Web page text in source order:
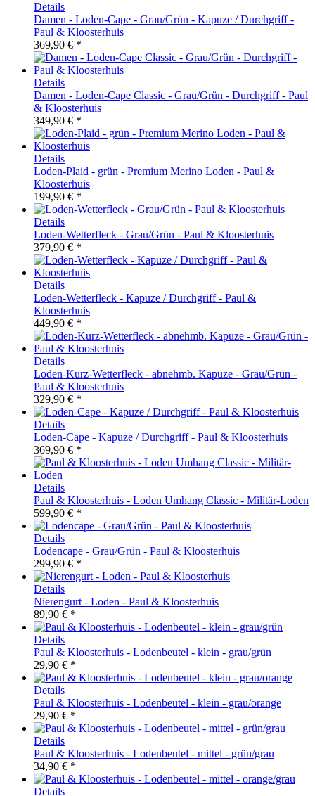
Details
Damen - Loden-Cape - Grau/Grün - Kapuze / Durchgriff -
Paul & Kloosterhuis
369,90 € *
Details
Damen - Loden-Cape Classic - Grau/Grün - Durchgriff - Paul
& Kloosterhuis
349,90 € *
Details
Loden-Plaid - grün - Premium Merino Loden - Paul &
Kloosterhuis
199,90 € *
Details
Loden-Wetterfleck - Grau/Grün - Paul & Kloosterhuis
379,90 € *
Details
Loden-Wetterfleck - Kapuze / Durchgriff - Paul &
Kloosterhuis
449,90 € *
Details
Loden-Kurz-Wetterfleck - abnehmb. Kapuze - Grau/Grün -
Paul & Kloosterhuis
329,90 € *
Details
Loden-Cape - Kapuze / Durchgriff - Paul & Kloosterhuis
369,90 € *
Details
Paul & Kloosterhuis - Loden Umhang Classic - Militär-Loden
599,90 € *
Details
Lodencape - Grau/Grün - Paul & Kloosterhuis
299,90 € *
Details
Nierengurt - Loden - Paul & Kloosterhuis
89,90 € *
Details
Paul & Kloosterhuis - Lodenbeutel - klein - grau/grün
29,90 € *
Details
Paul & Kloosterhuis - Lodenbeutel - klein - grau/orange
29,90 € *
Details
Paul & Kloosterhuis - Lodenbeutel - mittel - grün/grau
34,90 € *
Details